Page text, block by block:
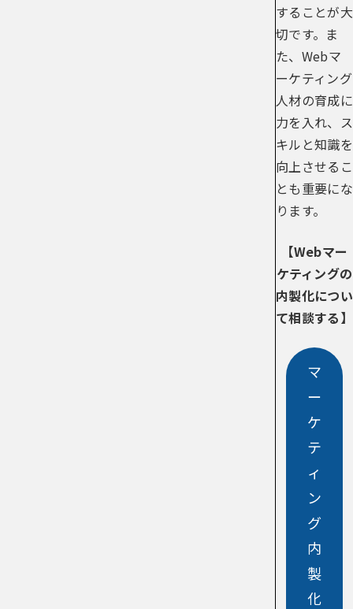
することが大
切です。ま
た、Webマ
ーケティング
人材の育成に
力を入れ、ス
キルと知識を
向上させるこ
とも重要にな
ります。
【Webマー
ケティングの
内製化につい
て相談する】
マ
ー
ケ
テ
ィ
ン
グ
内
製
化